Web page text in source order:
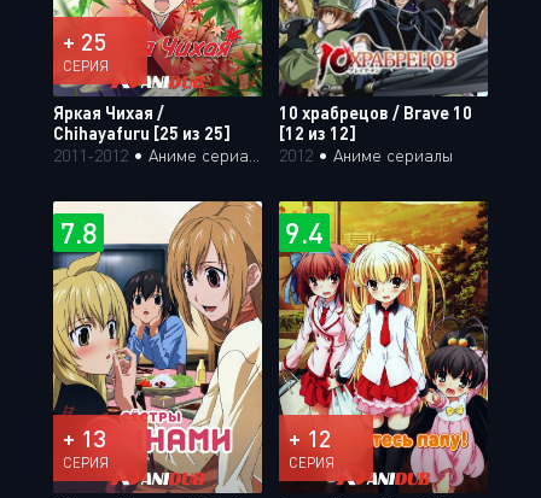
+ 25
СЕРИЯ
Яркая Чихая /
Chihayafuru [25 из 25]
2011-2012 • Аниме сериалы
10 храбрецов / Brave 10
[12 из 12]
2012 • Аниме сериалы
7.8
+ 13
СЕРИЯ
9.4
+ 12
СЕРИЯ